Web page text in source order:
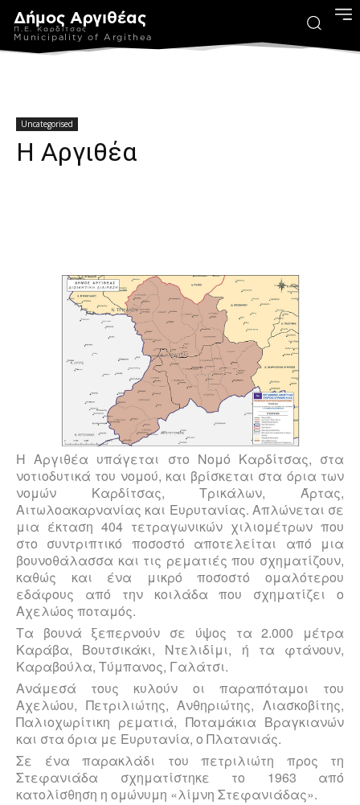
Δήμος Αργιθέας
Π.Ε. Καρδίτσας
Municipality of Argithea
Uncategorised
Η Αργιθέα
Η Αργιθέα υπάγεται στο Νομό Καρδίτσας, στα
νοτιοδυτικά του νομού, και βρίσκεται στα όρια των
νομών Καρδίτσας, Τρικάλων, Άρτας,
Αιτωλοακαρνανίας και Ευρυτα­νίας. Απλώνεται σε
μια έκταση 404 τετραγωνικών χιλιομέτρων που
στο συντριπτικό πο­σοστό αποτελείται από μια
βουνοθάλασσα και τις ρεματιές που σχηματίζουν,
κα­θώς και ένα μικρό ποσοστό ομαλότερου
εδάφους από την κοιλάδα που σχηματίζει ο
Αχελώος ποταμός.
Τα βουνά ξεπερνούν σε ύψος τα 2.000 μέτρα
Καράβα, Βουτσικάκι, Ντελιδίμι, ή τα φτάνουν,
Καραβούλα, Τύμπανος, Γαλάτσι.
Ανάμεσά τους κυλούν οι παραπόταμοι του
Αχελώου, Πετριλιώτης, Ανθηριώτης, Λιασκοβίτης,
Παλιοχωρίτικη ρεματιά, Ποταμάκια Βραγκιανών
και στα όρια με Ευρυ­τανία, ο Πλατανιάς.
Σε ένα παρακλάδι του πετριλιώτη προς τη
Στεφανιάδα σχηματίστηκε το 1963 από
κατολίσθηση η ομώνυμη «λίμνη Στεφανιάδας».